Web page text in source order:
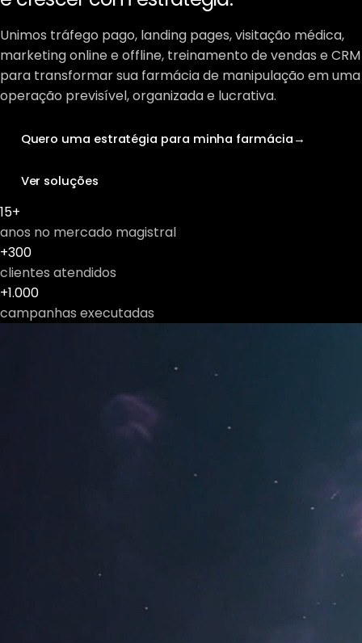
Unimos tráfego pago, landing pages, visitação médica,
marketing online e offline, treinamento de vendas e CRM
para transformar sua farmácia de manipulação em uma
operação previsível, organizada e lucrativa.
Quero uma estratégia para minha farmácia →
Ver soluções
15+
anos no mercado magistral
+300
clientes atendidos
+1.000
campanhas executadas